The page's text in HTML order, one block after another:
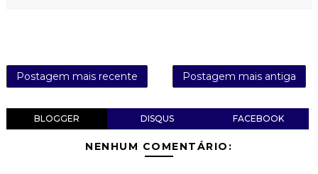
Postagem mais recente Postagem mais antiga
BLOGGER DISQUS FACEBOOK
NENHUM COMENTÁRIO: